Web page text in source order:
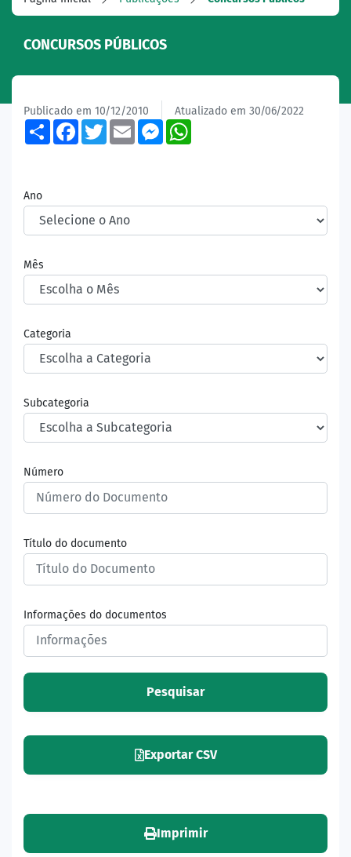
CONCURSOS PÚBLICOS
Publicado em 10/12/2010 Atualizado em 30/06/2022
ShareFacebook
TwitterEmailMessenger
Ano
Mês
Categoria
Subcategoria
Número
Título do documento
Informações do documentos
Pesquisar
Exportar CSV
Imprimir